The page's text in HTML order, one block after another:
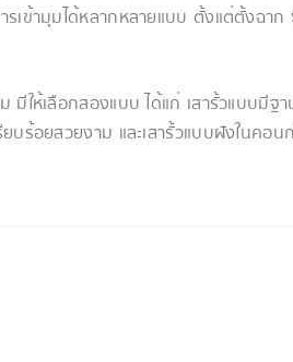
เข้ามุมได้หลากหลายแบบ ตั้งแต่ตั้งฉาก
มีให้เลือกสองแบบ ได้แก่ เสารั้วแบบมี
ร้อยสวยงาม และเสารั้วแบบฝังในคอน